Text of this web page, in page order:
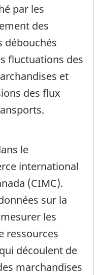
par les
des
débouchés
fluctuations des
et
des flux
le
international
(CIMC).
sur la
les
ressources
découlent de
marchandises